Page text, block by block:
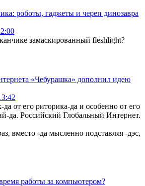
роботы, гаджеты и череп динозавра
замаскированный fleshlight?
«Чебурашка» дополнил идею
от его риторика-да и особенно от его
да. Российский Глобальный Интернет.
вместо -да мысленно подставляя -дэс,
работы за компьютером?